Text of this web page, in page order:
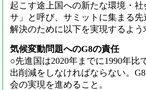
起こす途上国への新たな環境・
サ」と呼び、サミットに集まる
解決のために以下を実現するよ
気候変動問題へのG8の責任
○先進国は2020年までに1990年
出削減をしなければならない。
会の実現を進めること。